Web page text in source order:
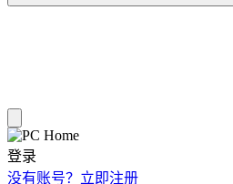
登录
没有账号？立即注册